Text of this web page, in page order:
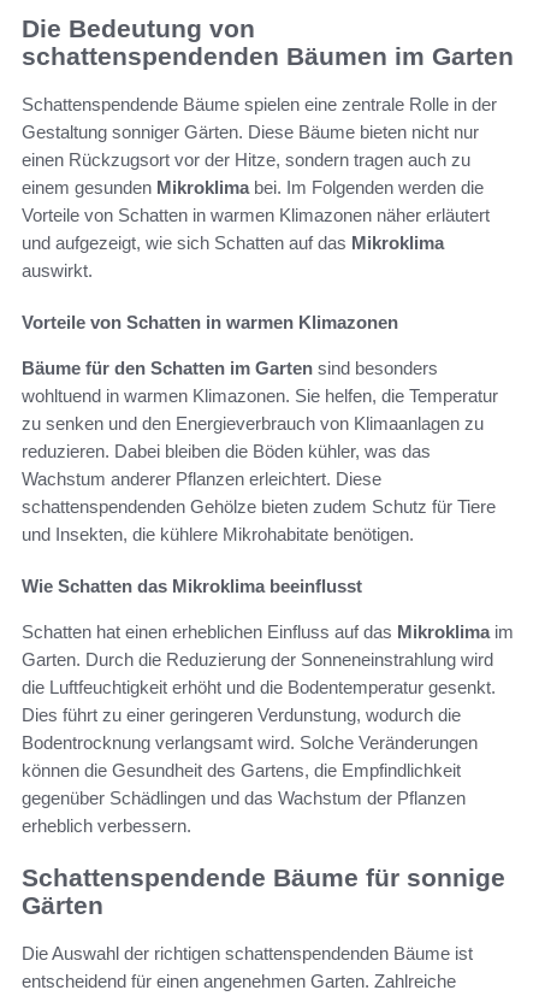
Die Bedeutung von
schattenspendenden Bäumen im Garten
Schattenspendende Bäume spielen eine zentrale Rolle in der
Gestaltung sonniger Gärten. Diese Bäume bieten nicht nur
einen Rückzugsort vor der Hitze, sondern tragen auch zu
einem gesunden Mikroklimabei. Im Folgenden werden die
Vorteile von Schatten in warmen Klimazonen näher erläutert
und aufgezeigt, wie sich Schatten auf das Mikroklima
auswirkt.
Vorteile von Schatten in warmen Klimazonen
Bäume für den Schatten im Garten sind besonders
wohltuend in warmen Klimazonen. Sie helfen, die Temperatur
zu senken und den Energieverbrauch von Klimaanlagen zu
reduzieren. Dabei bleiben die Böden kühler, was das
Wachstum anderer Pflanzen erleichtert. Diese
schattenspendenden Gehölze bieten zudem Schutz für Tiere
und Insekten, die kühlere Mikrohabitate benötigen.
Wie Schatten das Mikroklima beeinflusst
Schatten hat einen erheblichen Einfluss auf das Mikroklimaim
Garten. Durch die Reduzierung der Sonneneinstrahlung wird
die Luftfeuchtigkeit erhöht und die Bodentemperatur gesenkt.
Dies führt zu einer geringeren Verdunstung, wodurch die
Bodentrocknung verlangsamt wird. Solche Veränderungen
können die Gesundheit des Gartens, die Empfindlichkeit
gegenüber Schädlingen und das Wachstum der Pflanzen
erheblich verbessern.
Schattenspendende Bäume für sonnige
Gärten
Die Auswahl der richtigen schattenspendenden Bäume ist
entscheidend für einen angenehmen Garten. Zahlreiche